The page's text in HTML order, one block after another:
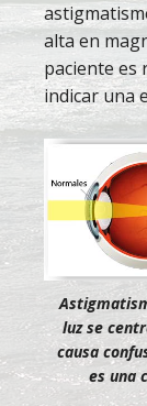
alta en
paciente es
indicar una
luz se
causa
es una